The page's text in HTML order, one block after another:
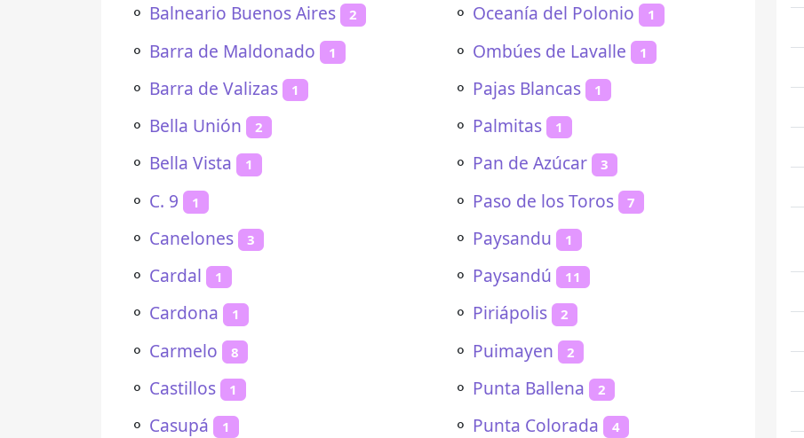
⚬ Balneario Buenos Aires 2
⚬ Barra de Maldonado 1
⚬ Barra de Valizas 1
⚬ Bella Unión 2
⚬ Bella Vista 1
⚬ C. 9 1
⚬ Canelones 3
⚬ Cardal 1
⚬ Cardona 1
⚬ Carmelo 8
⚬ Castillos 1
⚬ Casupá 1
⚬ Oceanía del Polonio 1
⚬ Ombúes de Lavalle 1
⚬ Pajas Blancas 1
⚬ Palmitas 1
⚬ Pan de Azúcar 3
⚬ Paso de los Toros 7
⚬ Paysandu 1
⚬ Paysandú 11
⚬ Piriápolis 2
⚬ Puimayen 2
⚬ Punta Ballena 2
⚬ Punta Colorada 4